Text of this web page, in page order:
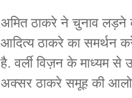
अमित ठाकरे ने चुनाव लड़ने
आदित्य ठाकरे का समर्थन
है. वर्ली विज़न के माध्यम से
अक्सर ठाकरे समूह की